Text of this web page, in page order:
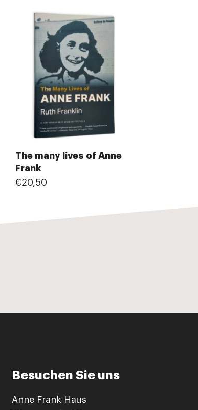
The many lives of Anne
Frank
€20,50
Besuchen Sie uns
Anne Frank Haus